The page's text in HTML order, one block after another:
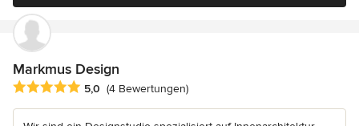
Markmus Design
Durchschnittliche Bewertung: 5 von 5 Sternen
5,0 (4 Bewertungen)